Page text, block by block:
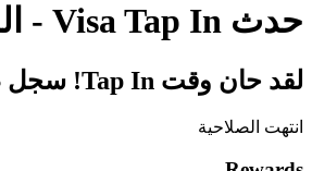
حدث Visa Tap In - المهام
لقد حان وقت Tap In! سجل طريقك نحو المكافآت متضمنة الحزم وعناصر المظهر. كل المكافآت ليست للمقايضة.
انتهت الصلاحية